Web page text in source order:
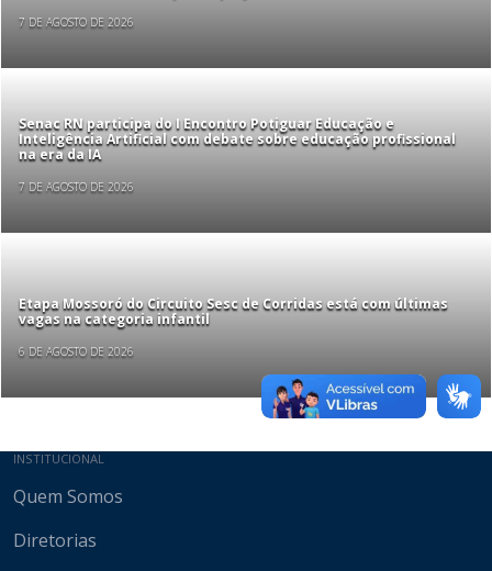
7 DE AGOSTO DE 2026
Senac RN participa do I Encontro Potiguar Educação e
Inteligência Artificial com debate sobre educação profissional
na era da IA
7 DE AGOSTO DE 2026
Etapa Mossoró do Circuito Sesc de Corridas está com últimas
vagas na categoria infantil
6 DE AGOSTO DE 2026
Mapa do site
INSTITUCIONAL
Quem Somos
Diretorias